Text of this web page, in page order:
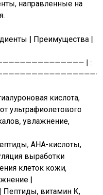
направленные на
| Преимущества |
| :
кислота,
ультрафиолетового
увлажнение,
AHA-кислоты,
выработки
клеток кожи,
|
Пептиды, витамин К,